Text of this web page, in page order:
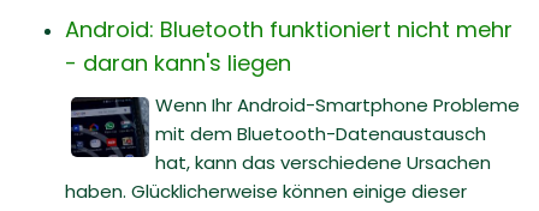
Android: Bluetooth funktioniert nicht mehr
- daran kann's liegen
Wenn Ihr Android-Smartphone Probleme
mit dem Bluetooth-Datenaustausch
hat, kann das verschiedene Ursachen
haben. Glücklicherweise können einige dieser